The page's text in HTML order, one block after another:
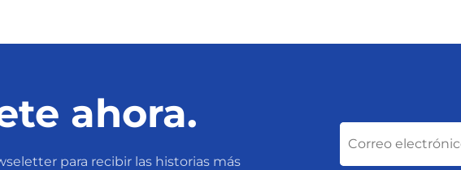
ahora.
para recibir las historias más